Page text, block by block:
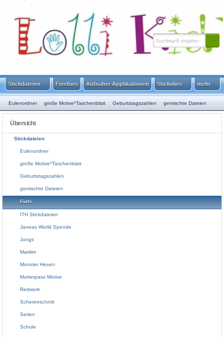
Stickdateien Freebies Aufnäher Applikationen Stickvlies mehr
Eulenordner große Motive*Taschenblatt Geburtstagszahlen gemischte Dateien
Girls ITH Stickdateien Janeas World Spende Jungs Maritim Monster Hexen
Verzierungen
Übersicht
Stickdateien
Eulenordner
große Motive*Taschenblatt
Geburtstagszahlen
gemischte Dateien
Girls
ITH Stickdateien
Janeas World Spende
Jungs
Maritim
Monster Hexen
Mutterpass Motive
Redwork
Scherenschnitt
Serien
Schule